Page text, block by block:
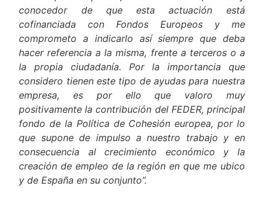
Las empresas participantes afirman que: “Soy
conocedor de que esta actuación está
cofinanciada con Fondos Europeos y me
comprometo a indicarlo así siempre que deba
hacer referencia a la misma, frente a terceros o a
la propia ciudadanía. Por la importancia que
considero tienen este tipo de ayudas para nuestra
empresa, es por ello que valoro muy
positivamente la contribución del FEDER, principal
fondo de la Política de Cohesión europea, por lo
que supone de impulso a nuestro trabajo y en